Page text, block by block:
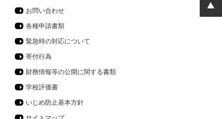
お問い合わせ
各種申請書類
緊急時の対応について
寄付行為
財務情報等の公開に関する書類
学校評価書
いじめ防止基本方針